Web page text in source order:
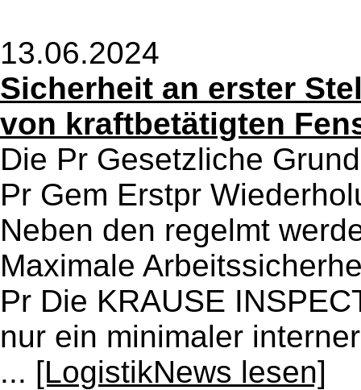
13.06.2024
Sicherheit an erster
von kraftbetätigten
Die Pr Gesetzliche
Pr Gem Erstpr
Neben den regelmt
Maximale
Pr Die KRAUSE
nur ein minimaler
... [LogistikNews lesen]